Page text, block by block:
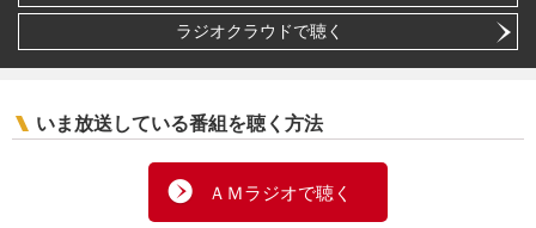
ラジオクラウドで聴く
いま放送している番組を聴く方法
ＡＭラジオで聴く